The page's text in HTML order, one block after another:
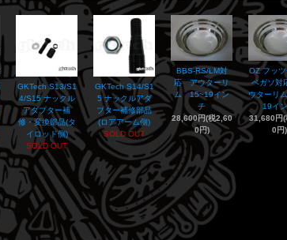
GKTech S13/S1
4/S15 ナックル
アダプター補
修・変換部品(タ
イロッド側)
SOLD OUT
GKTech S14/S1
5 ナックルアダ
プター補修部品
(ロアアーム側)
SOLD OUT
BBS-RS/LM対
応 アウターリ
ム 15~19イン
チ
28,600円(税2,60
0円)
OZ フッ
ペガソ
ウターリ
19イ
31,680円(
0円)